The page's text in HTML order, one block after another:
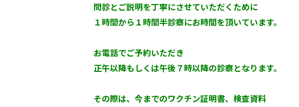
問診とご説明を丁寧にさせていただくために
１時間から１時間半診察にお時間を頂いています。
お電話でご予約いただき
正午以降もしくは午後７時以降の診察となります。
その際は、今までのワクチン証明書、検査資料